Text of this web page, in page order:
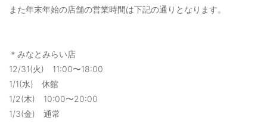
また年末年始の店舗の営業時間は下記の通りとなります。
＊みなとみらい店
12/31(火) 11:00〜18:00
1/1(水) 休館
1/2(木) 10:00〜20:00
1/3(金) 通常